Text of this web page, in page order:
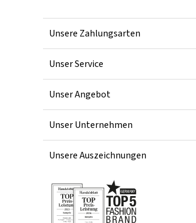
Unsere Zahlungsarten
Unser Service
Unser Angebot
Unser Unternehmen
Unsere Auszeichnungen